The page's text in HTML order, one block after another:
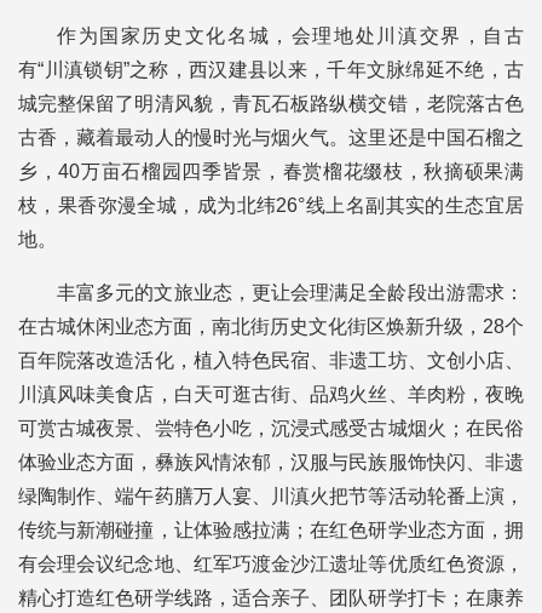
作为国家历史文化名城，会理地处川滇交界，自古
有“川滇锁钥”之称，西汉建县以来，千年文脉绵延不绝，古
城完整保留了明清风貌，青瓦石板路纵横交错，老院落古色
古香，藏着最动人的慢时光与烟火气。这里还是中国石榴之
乡，40万亩石榴园四季皆景，春赏榴花缀枝，秋摘硕果满
枝，果香弥漫全城，成为北纬26°线上名副其实的生态宜居
地。
丰富多元的文旅业态，更让会理满足全龄段出游需求：
在古城休闲业态方面，南北街历史文化街区焕新升级，28个
百年院落改造活化，植入特色民宿、非遗工坊、文创小店、
川滇风味美食店，白天可逛古街、品鸡火丝、羊肉粉，夜晚
可赏古城夜景、尝特色小吃，沉浸式感受古城烟火；在民俗
体验业态方面，彝族风情浓郁，汉服与民族服饰快闪、非遗
绿陶制作、端午药膳万人宴、川滇火把节等活动轮番上演，
传统与新潮碰撞，让体验感拉满；在红色研学业态方面，拥
有会理会议纪念地、红军巧渡金沙江遗址等优质红色资源，
精心打造红色研学线路，适合亲子、团队研学打卡；在康养